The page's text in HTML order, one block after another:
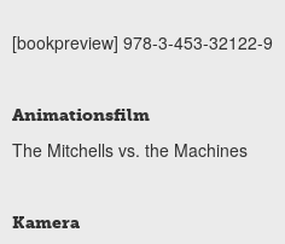
[bookpreview] 978-3-453-32122-9
Animationsfilm
The Mitchells vs. the Machines
Kamera